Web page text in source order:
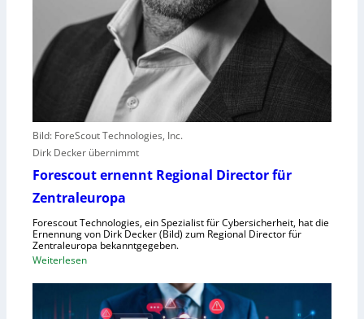
e
e
b
e
n
V
o
w
ü
r
Bild: ForeScout Technologies, Inc.
Dirk Decker übernimmt
Forescout ernennt Regional Director für
Zentraleuropa
Forescout Technologies, ein Spezialist für Cybersicherheit, hat die
Ernennung von Dirk Decker (Bild) zum Regional Director für
Zentraleuropa bekanntgegeben.
Weiterlesen:
r